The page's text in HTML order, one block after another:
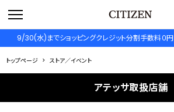
9/30(水)までショッピングクレジット分割手数料０円
トップページ ストア／イベント
アテッサ取扱店舗